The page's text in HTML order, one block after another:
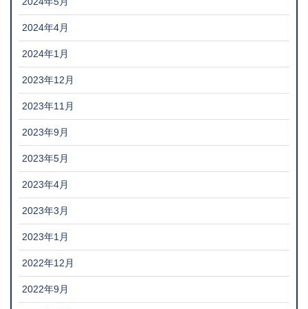
2024年4月
2024年1月
2023年12月
2023年11月
2023年9月
2023年5月
2023年4月
2023年3月
2023年1月
2022年12月
2022年9月